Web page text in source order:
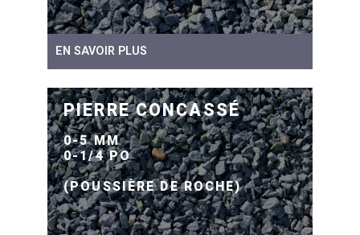
EN SAVOIR PLUS
PIERRE CONCASSÉ
0-5 MM
0-1/4 PO
(POUSSIÈRE DE ROCHE)